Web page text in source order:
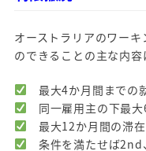
オーストラリアのワー
のできることの主な内容
最大4か月間までの
同一雇用主の下最
最大12か月間の滞在
条件を満たせば2nd